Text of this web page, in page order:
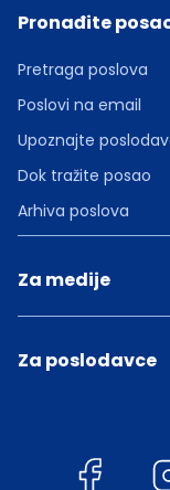
Pronađite
Pretraga poslova
Poslovi na email
Upoznajte
Dok tražite posao
Arhiva poslova
Za medije
Za poslodavce